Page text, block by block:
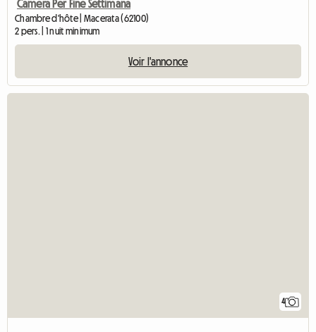
Camera Per Fine Settimana
Chambre d'hôte | Macerata (62100)
2 pers. | 1 nuit minimum
Voir l'annonce
4